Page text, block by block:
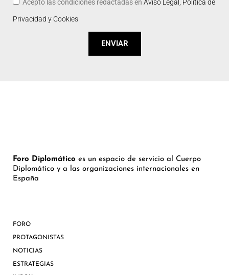
Acepto las condiciones redactadas en Aviso Legal, Política de
Privacidad y Cookies
ENVIAR
Foro Diplomático es un espacio de servicio al Cuerpo
Diplomático y a las organizaciones internacionales en
España
FORO
PROTAGONISTAS
NOTICIAS
ESTRATEGIAS